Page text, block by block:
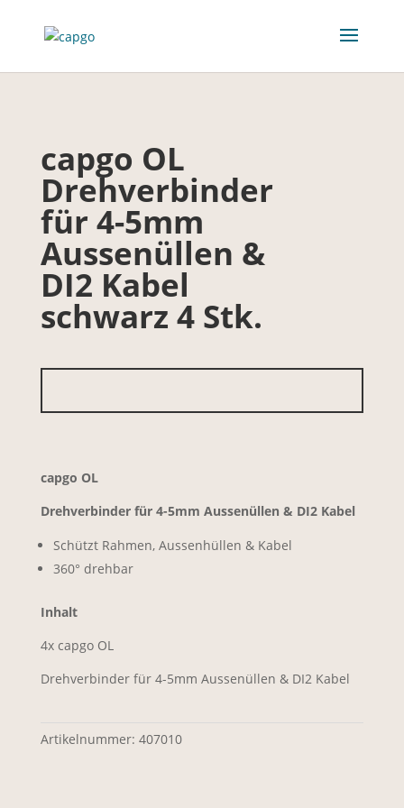
capgo OL
Drehverbinder
für 4-5mm
Aussenüllen &
DI2 Kabel
schwarz 4 Stk.
capgo OL
Drehverbinder für 4-5mm Aussenüllen & DI2 Kabel
Schützt Rahmen, Aussenhüllen & Kabel
360° drehbar
Inhalt
4x capgo OL
Drehverbinder für 4-5mm Aussenüllen & DI2 Kabel
Artikelnummer: 407010